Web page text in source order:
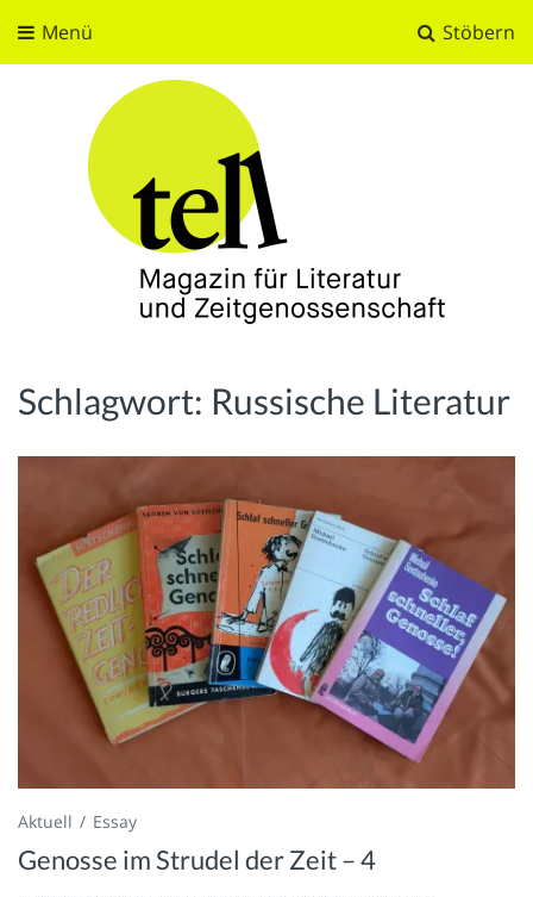
Stöbern
Menü
Schlagwort: Russische Literatur
Aktuell Essay
Genosse im Strudel der Zeit – 4